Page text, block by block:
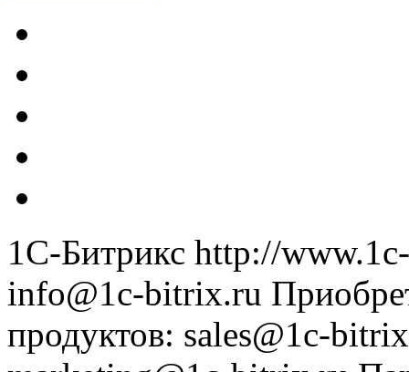
1С-Битрикс http://
info@1c-bitrix.ru
продуктов: sales@1c-